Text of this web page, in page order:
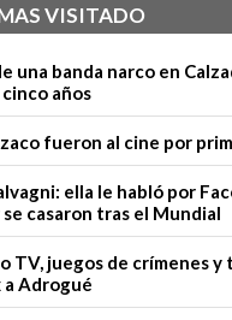
VISITADO
una banda narco en
años
fueron al cine por
ella le habló por
casaron tras el Mundial
TV, juegos de crímenes y
a Adrogué